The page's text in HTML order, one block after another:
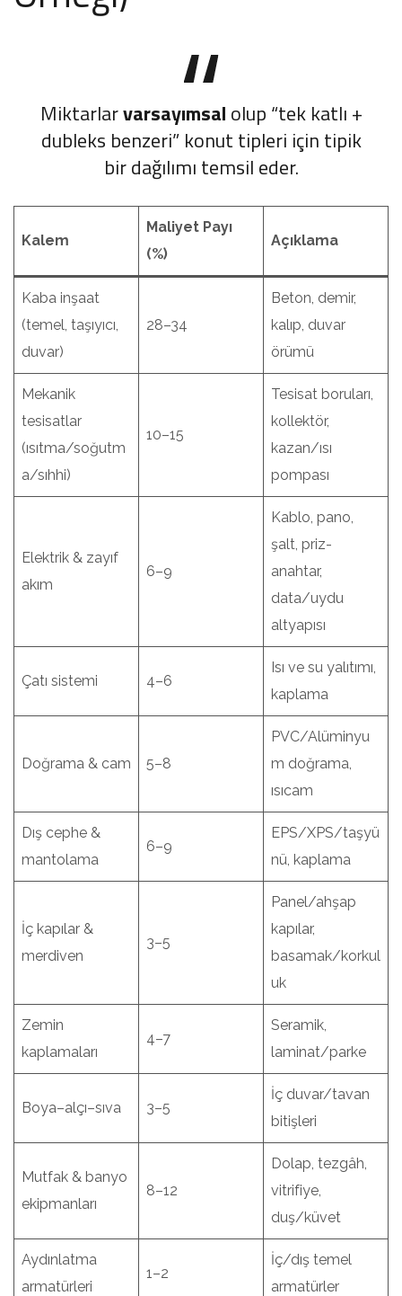
Miktarlarvarsayımsal olup “tek katlı +
dubleks benzeri” konut tipleri için tipik
bir dağılımı temsil eder.
Kalem
Maliyet Payı
(%)
Açıklama
Kaba inşaat
(temel, taşıyıcı,
duvar)
28–34
Beton, demir,
kalıp, duvar
örümü
Mekanik
tesisatlar
(ısıtma/soğutm
a/sıhhi)
10–15
Tesisat boruları,
kollektör,
kazan/ısı
pompası
Elektrik & zayıf
akım
6–9
Kablo, pano,
şalt, priz-
anahtar,
data/uydu
altyapısı
Çatı sistemi 4–6
Isı ve su yalıtımı,
kaplama
Doğrama & cam 5–8
PVC/Alüminyu
m doğrama,
ısıcam
Dış cephe &
mantolama
6–9
EPS/XPS/taşyü
nü, kaplama
İç kapılar &
merdiven
3–5
Panel/ahşap
kapılar,
basamak/korkul
uk
Zemin
kaplamaları
4–7
Seramik,
laminat/parke
Boya–alçı–sıva 3–5
İç duvar/tavan
bitişleri
Mutfak & banyo
ekipmanları
8–12
Dolap, tezgâh,
vitrifiye,
duş/küvet
Aydınlatma
armatürleri
1–2
İç/dış temel
armatürler